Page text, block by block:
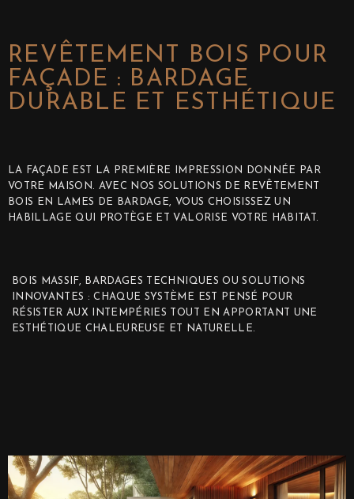
REVÊTEMENT BOIS POUR
FAÇADE : BARDAGE
DURABLE ET ESTHÉTIQUE
LA FAÇADE EST LA PREMIÈRE IMPRESSION DONNÉE PAR
VOTRE MAISON. AVEC NOS SOLUTIONS DE REVÊTEMENT
BOIS EN LAMES DE BARDAGE, VOUS CHOISISSEZ UN
HABILLAGE QUI PROTÈGE ET VALORISE VOTRE HABITAT.
BOIS MASSIF, BARDAGES TECHNIQUES OU SOLUTIONS
INNOVANTES : CHAQUE SYSTÈME EST PENSÉ POUR
RÉSISTER AUX INTEMPÉRIES TOUT EN APPORTANT UNE
ESTHÉTIQUE CHALEUREUSE ET NATURELLE.